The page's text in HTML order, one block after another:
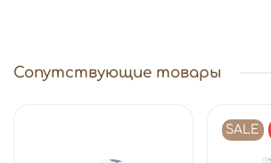
Сопутствующие товары
SALE